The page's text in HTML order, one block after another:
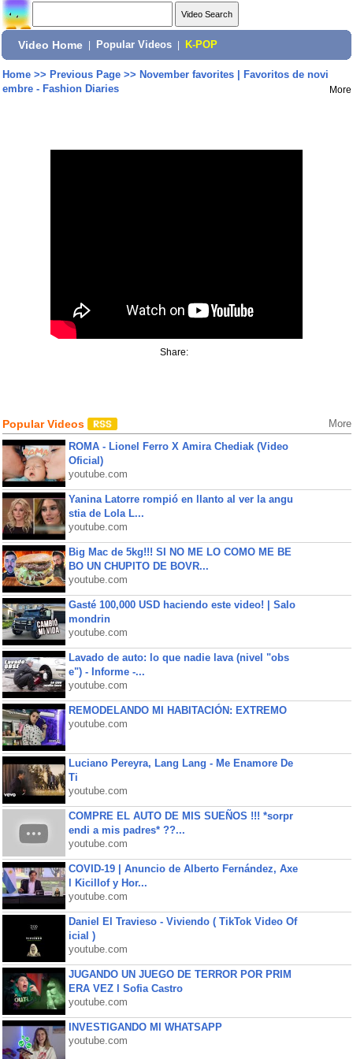
Video Home Popular Videos K-POP
Home>> Previous Page>> November favorites | Favoritos de novi
embre - Fashion Diaries
More
Share:
Popular Videos More
ROMA - Lionel Ferro X Amira Chediak (Video
Oficial)
youtube.com
Yanina Latorre rompió en llanto al ver la angu
stia de Lola L...
youtube.com
Big Mac de 5kg!!! SI NO ME LO COMO ME BE
BO UN CHUPITO DE BOVR...
youtube.com
Gasté 100,000 USD haciendo este video! | Salo
mondrin
youtube.com
Lavado de auto: lo que nadie lava (nivel "obs
e") - Informe -...
youtube.com
REMODELANDO MI HABITACIÓN: EXTREMO
youtube.com
Luciano Pereyra, Lang Lang - Me Enamore De
Ti
youtube.com
COMPRE EL AUTO DE MIS SUEÑOS !!! *sorpr
endi a mis padres* ??...
youtube.com
COVID-19 | Anuncio de Alberto Fernández, Axe
l Kicillof y Hor...
youtube.com
Daniel El Travieso - Viviendo ( TikTok Video Of
icial )
youtube.com
JUGANDO UN JUEGO DE TERROR POR PRIM
ERA VEZ l Sofia Castro
youtube.com
INVESTIGANDO MI WHATSAPP
youtube.com